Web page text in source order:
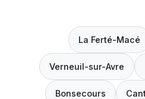
La Ferté-Macé
Verneuil-sur-Avre
Bonsecours